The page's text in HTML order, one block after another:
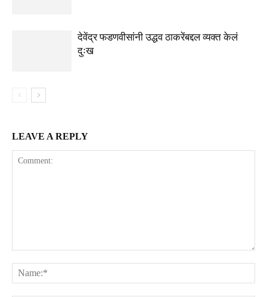
देवेंद्र फडणवीसांनी उद्धव ठाकरेंबद्दल व्यक्त केलं
दुःख
LEAVE A REPLY